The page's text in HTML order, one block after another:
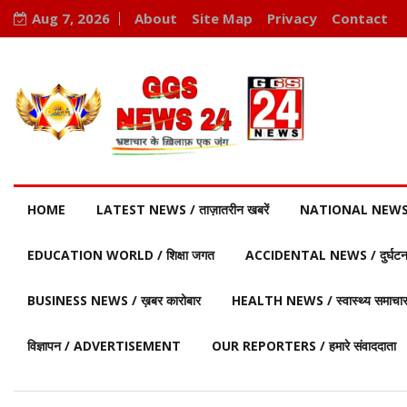
Aug 7, 2026 About Site Map Privacy Contact
HOME LATEST NEWS / ताज़ातरीन खबरें NATIONAL NEWS
EDUCATION WORLD / शिक्षा जगत ACCIDENTAL NEWS /
BUSINESS NEWS / ख़बर कारोबार HEALTH NEWS / स्वास्थ्य समाचार
विज्ञापन / ADVERTISEMENT OUR REPORTERS / हमारे संवाददाता